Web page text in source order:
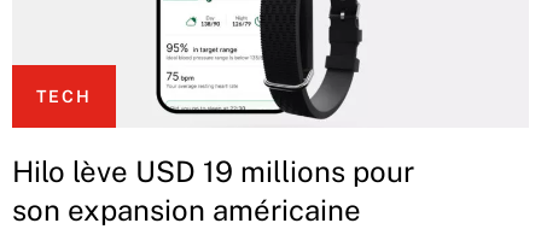
TECH
Hilo lève USD 19 millions pour
son expansion américaine